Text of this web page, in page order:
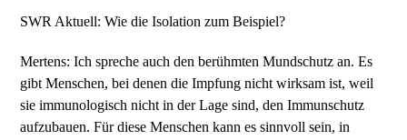
SWR Aktuell: Wie die Isolation zum Beispiel?
Mertens: Ich spreche auch den berühmten Mundschutz an. Es
gibt Menschen, bei denen die Impfung nicht wirksam ist, weil
sie immunologisch nicht in der Lage sind, den Immunschutz
aufzubauen. Für diese Menschen kann es sinnvoll sein, in